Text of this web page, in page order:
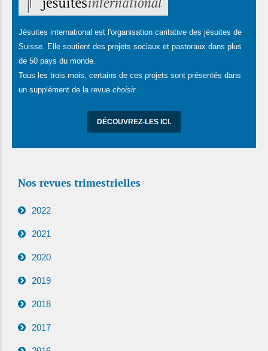
Jésuites international est l'organisation caritative des jésuites de
Suisse. Elle soutient des projets sociaux et pastoraux dans plus
de 50 pays du monde.
Tous les trois mois, certains de ces projets sont présentés dans
un supplément de la revue choisir.
DÉCOUVREZ-LES ICI.
Nos revues trimestrielles
2022
2021
2020
2019
2018
2017